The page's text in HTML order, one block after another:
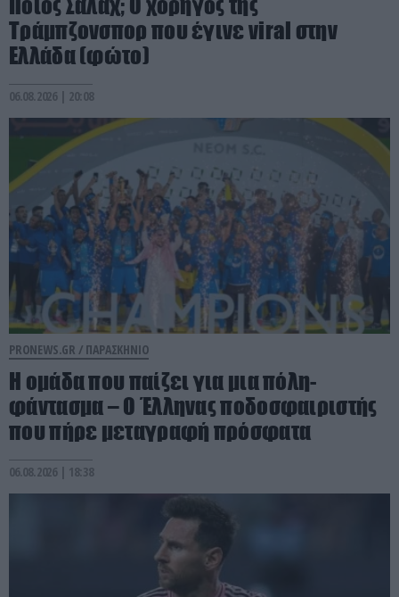
Τράμπζονσπορ που έγινε viral στην
Ελλάδα (φώτο)
06.08.2026 | 20:08
PRONEWS.GR / ΠΑΡΑΣΚΗΝΙΟ
Η ομάδα που παίζει για μια πόλη-
φάντασμα – Ο Έλληνας ποδοσφαιριστής
που πήρε μεταγραφή πρόσφατα
06.08.2026 | 18:38